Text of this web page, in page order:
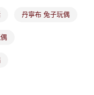
丹寧布 兔子玩偶